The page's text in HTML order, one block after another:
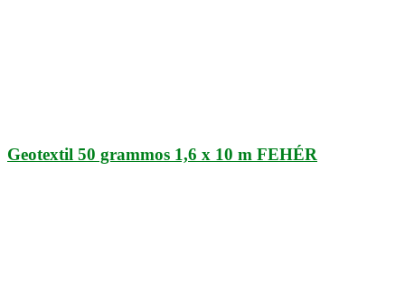
Geotextil 50 grammos 1,6 x 10 m FEHÉR